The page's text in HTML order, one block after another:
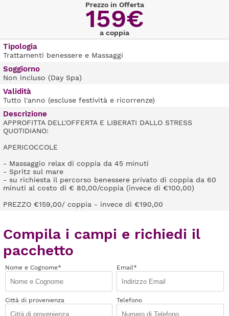
Prezzo in Offerta
159€
a coppia
Tipologia
Trattamenti benessere e Massaggi
Soggiorno
Non incluso (Day Spa)
Validità
Tutto l'anno (escluse festività e ricorrenze)
Descrizione
APPROFITTA DELL'OFFERTA E LIBERATI DALLO STRESS
QUOTIDIANO:
APERICOCCOLE
- Massaggio relax di coppia da 45 minuti
- Spritz sul mare
- su richiesta il percorso benessere privato di coppia da 60
minuti al costo di € 80,00/coppia (invece di €100,00)
PREZZO €159,00/ coppia - invece di €190,00
Compila i campi e richiedi il
pacchetto
Nome e Cognome* Email*
Città di provenienza Telefono